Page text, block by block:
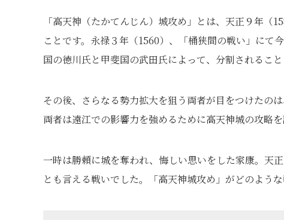
「高天神（たかてんじん）城攻め」とは、天正９年（
ことです。永禄３年（1560）、「桶狭間の戦い」にて
国の徳川氏と甲斐国の武田氏によって、分割されること
その後、さらなる勢力拡大を狙う両者が目をつけたの
両者は遠江での影響力を強めるために高天神城の攻略
一時は勝頼に城を奪われ、悔しい思いをした家康。天
とも言える戦いでした。「高天神城攻め」がどのよう